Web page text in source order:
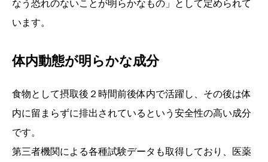
なう恐れのないことが明らかなもの」として定められて
います。
体内動態が明らかな成分
食物として摂取後２時間前後体内で活躍し、その後は体
内に留まらずに排出されているという安全性の高い成分
です。
第三者機関による各種試験データも取得しており、医薬